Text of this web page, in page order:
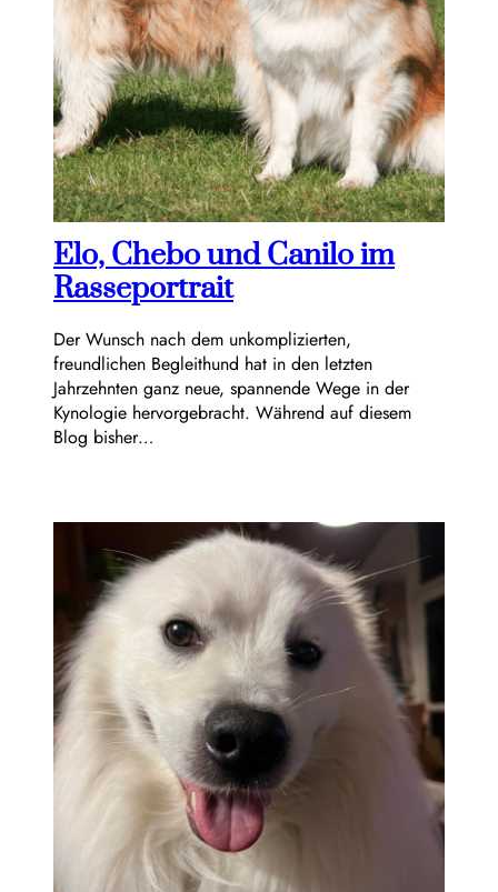
Elo, Chebo und Canilo im
Rasseportrait
Der Wunsch nach dem unkomplizierten,
freundlichen Begleithund hat in den letzten
Jahrzehnten ganz neue, spannende Wege in der
Kynologie hervorgebracht. Während auf diesem
Blog bisher…